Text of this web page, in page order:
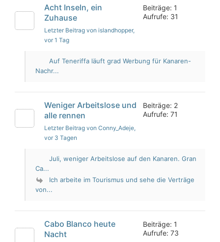
Acht Inseln, ein
Zuhause
Letzter Beitrag von islandhopper,
vor 1 Tag
Beiträge: 1
Aufrufe: 31
Auf Teneriffa läuft grad Werbung für Kanaren-
Nachr...
Weniger Arbeitslose und
alle rennen
Letzter Beitrag von Conny_Adeje,
vor 3 Tagen
Beiträge: 2
Aufrufe: 71
Juli, weniger Arbeitslose auf den Kanaren. Gran
Ca...
Ich arbeite im Tourismus und sehe die Verträge
von...
Cabo Blanco heute
Nacht
Beiträge: 1
Aufrufe: 73